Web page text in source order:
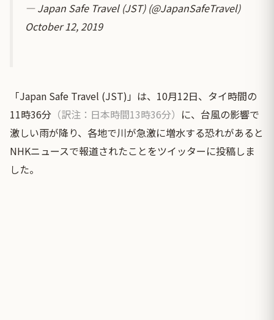
— Japan Safe Travel (JST) (@JapanSafeTravel)
October 12, 2019
「Japan Safe Travel (JST)」は、10月12日、タイ時間の
11時36分 （訳注：日本時間13時36分） に、台風の影響で
激しい雨が降り、各地で川が急激に増水する恐れがあると
NHKニュースで報道されたことをツイッターに投稿しま
した。